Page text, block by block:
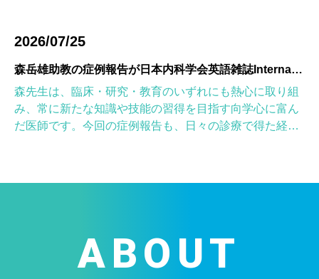
2026/07/25
森岳雄助教の症例報告が日本内科学会英語雑誌Internal Medicineに掲載されました
森先生は、臨床・研究・教育のいずれにも熱心に取り組
み、常に新たな知識や技能の習得を目指す向学心に富ん
だ医師です。今回の症例報告も、日々の診療で得た経験
ABOUT